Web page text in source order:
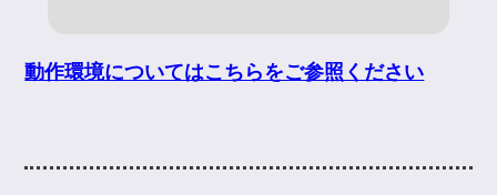
動作環境についてはこちらをご参照ください